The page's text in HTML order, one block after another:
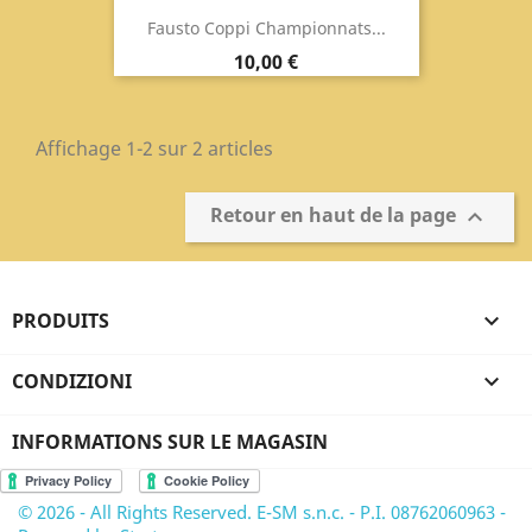
Fausto Coppi Championnats...
Prix
10,00 €
Affichage 1-2 sur 2 articles
Retour en haut de la page 
PRODUITS 
CONDIZIONI 
INFORMATIONS SUR LE MAGASIN
© 2026 - All Rights Reserved. E-SM s.n.c. - P.I. 08762060963 -